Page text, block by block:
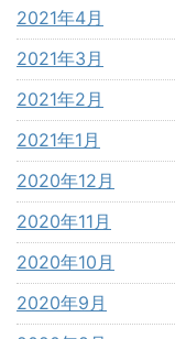
2021年4月
2021年3月
2021年2月
2021年1月
2020年12月
2020年11月
2020年10月
2020年9月